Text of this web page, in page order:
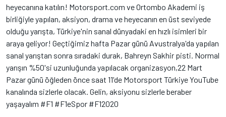
heyecanına katılın! Motorsport.com ve Ortombo Akademi iş
birliğiyle yapılan, aksiyon, drama ve heyecanın en üst seviyede
olduğu yarışta, Türkiye'nin sanal dünyadaki en hızlı isimleri bir
araya geliyor! Geçtiğimiz hafta Pazar günü Avustralya'da yapılan
sanal yarıştan sonra sıradaki durak, Bahreyn Sakhir pisti. Normal
yarışın %50'si uzunluğunda yapılacak organizasyon,22 Mart
Pazar günü öğleden önce saat 11'de Motorsport Türkiye YouTube
kanalında sizlerle olacak. Gelin, aksiyonu sizlerle beraber
yaşayalım #F1 #F1eSpor #F12020